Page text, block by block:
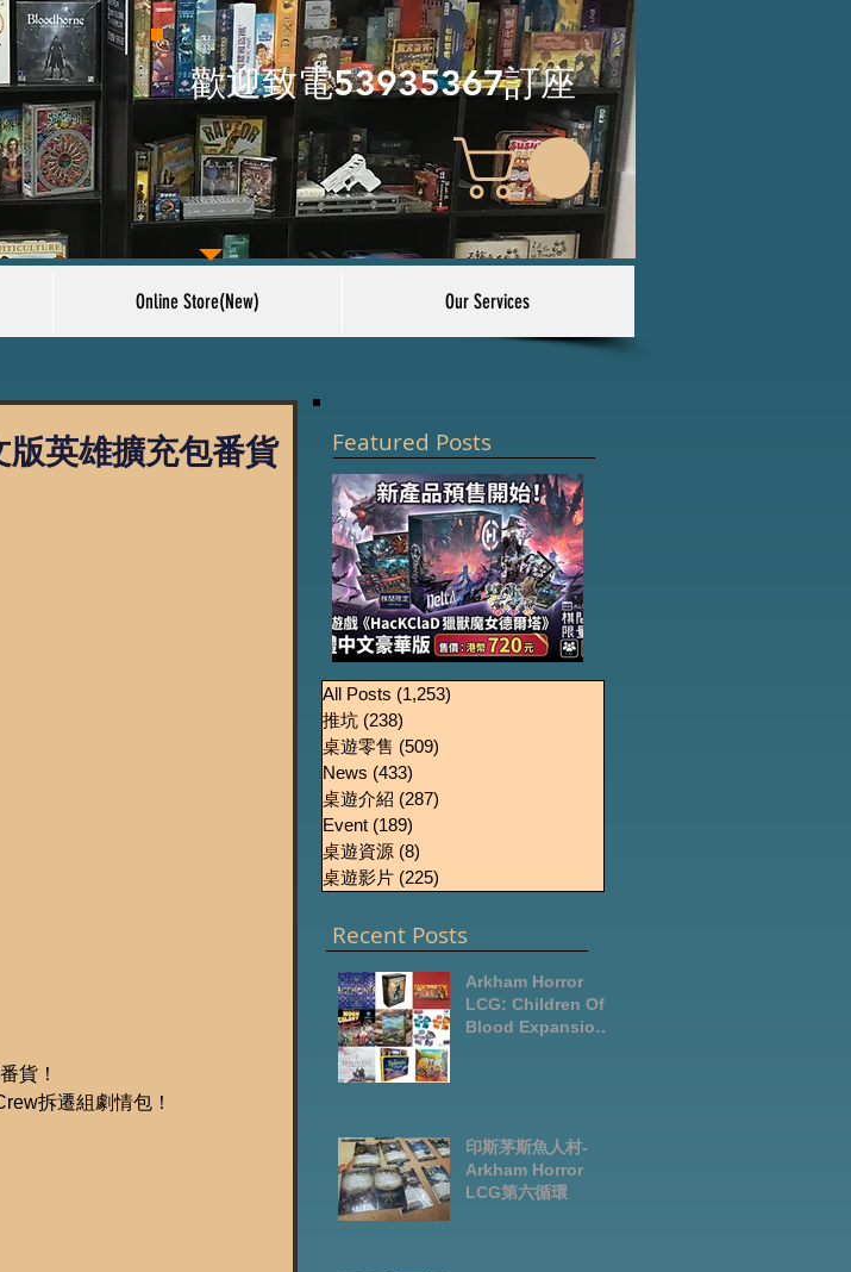
​歡迎致電53935367訂座
Online Store(New) Our Services
英雄擴充包番貨
貨！
拆遷組劇情包！
Featured Posts
《HacKClaD獵獸魔女
德爾塔》繁體中文豪
華版開放預售
All Posts (1,253)
推坑 (238)
桌遊零售 (509)
News (433)
桌遊介紹 (287)
Event (189)
桌遊資源 (8)
桌遊影片 (225)
Recent Posts
Arkham Horror
LCG: Children Of
Blood Expansion
印斯茅斯魚人村-
Arkham Horror
LCG第六循環